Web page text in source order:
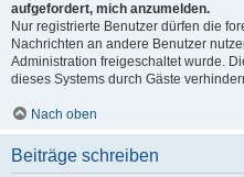
aufgefordert, mich anzumelden.
Nur registrierte Benutzer dürfen die
Nachrichten an andere Benutzer
Administration freigeschaltet wurde.
dieses Systems durch Gäste
Nach oben
Beiträge schreiben